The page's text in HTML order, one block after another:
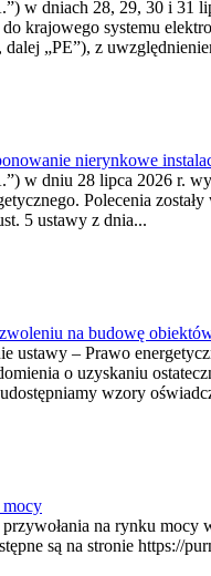
w dniach 28, 29, 30 i 31
krajowego systemu
„PE”), z
nierynkowe
w dniu 28 lipca 2026 r.
Polecenia
5 ustawy z dnia...
na budowę
ustawy – Prawo
o uzyskaniu
wzory
mocy
przywołania na rynku
są na stronie https://